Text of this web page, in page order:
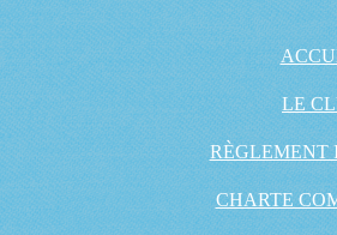
LE
RÈGLEMENT
CHARTE